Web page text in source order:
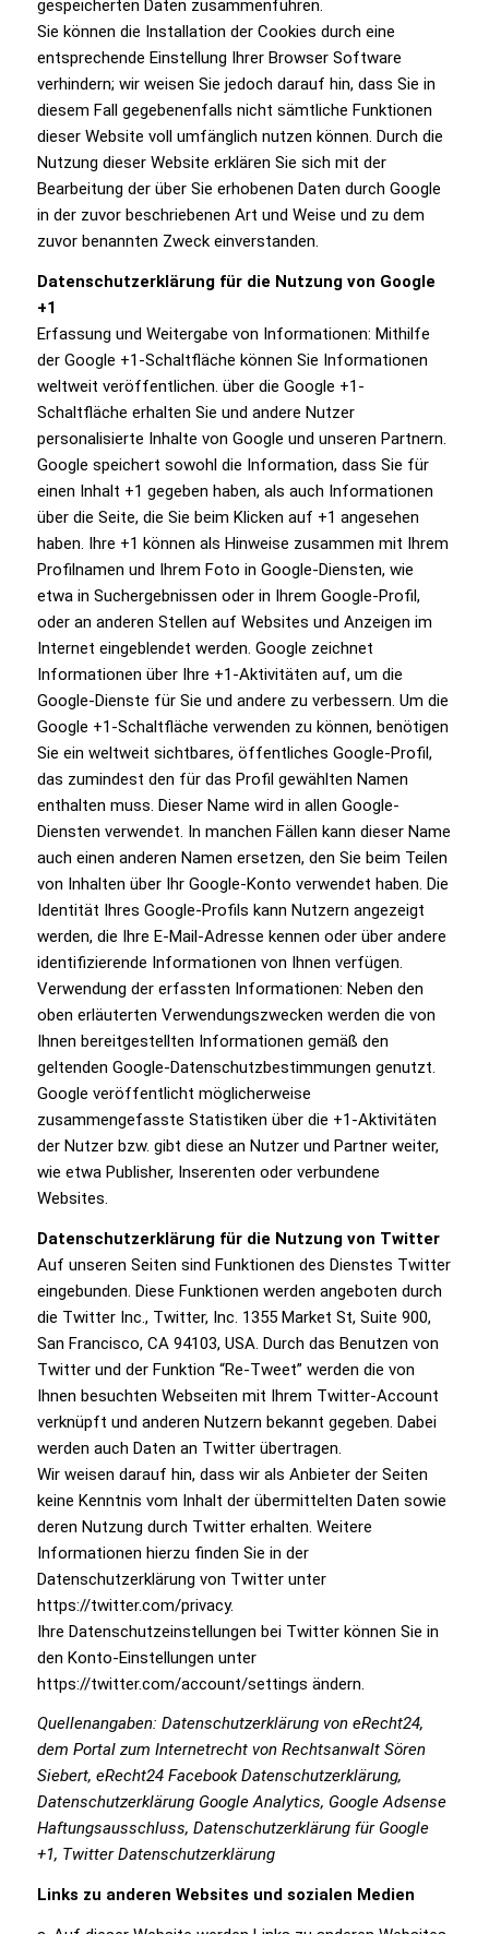
gespeicherten Daten zusammenführen.
Sie können die Installation der Cookies durch eine
entsprechende Einstellung Ihrer Browser Software
verhindern; wir weisen Sie jedoch darauf hin, dass Sie in
diesem Fall gegebenenfalls nicht sämtliche Funktionen
dieser Website voll umfänglich nutzen können. Durch die
Nutzung dieser Website erklären Sie sich mit der
Bearbeitung der über Sie erhobenen Daten durch Google
in der zuvor beschriebenen Art und Weise und zu dem
zuvor benannten Zweck einverstanden.
Datenschutzerklärung für die Nutzung von Google
+1
Erfassung und Weitergabe von Informationen: Mithilfe
der Google +1-Schaltfläche können Sie Informationen
weltweit veröffentlichen. über die Google +1-
Schaltfläche erhalten Sie und andere Nutzer
personalisierte Inhalte von Google und unseren Partnern.
Google speichert sowohl die Information, dass Sie für
einen Inhalt +1 gegeben haben, als auch Informationen
über die Seite, die Sie beim Klicken auf +1 angesehen
haben. Ihre +1 können als Hinweise zusammen mit Ihrem
Profilnamen und Ihrem Foto in Google-Diensten, wie
etwa in Suchergebnissen oder in Ihrem Google-Profil,
oder an anderen Stellen auf Websites und Anzeigen im
Internet eingeblendet werden. Google zeichnet
Informationen über Ihre +1-Aktivitäten auf, um die
Google-Dienste für Sie und andere zu verbessern. Um die
Google +1-Schaltfläche verwenden zu können, benötigen
Sie ein weltweit sichtbares, öffentliches Google-Profil,
das zumindest den für das Profil gewählten Namen
enthalten muss. Dieser Name wird in allen Google-
Diensten verwendet. In manchen Fällen kann dieser Name
auch einen anderen Namen ersetzen, den Sie beim Teilen
von Inhalten über Ihr Google-Konto verwendet haben. Die
Identität Ihres Google-Profils kann Nutzern angezeigt
werden, die Ihre E-Mail-Adresse kennen oder über andere
identifizierende Informationen von Ihnen verfügen.
Verwendung der erfassten Informationen: Neben den
oben erläuterten Verwendungszwecken werden die von
Ihnen bereitgestellten Informationen gemäß den
geltenden Google-Datenschutzbestimmungen genutzt.
Google veröffentlicht möglicherweise
zusammengefasste Statistiken über die +1-Aktivitäten
der Nutzer bzw. gibt diese an Nutzer und Partner weiter,
wie etwa Publisher, Inserenten oder verbundene
Websites.
Datenschutzerklärung für die Nutzung von Twitter
Auf unseren Seiten sind Funktionen des Dienstes Twitter
eingebunden. Diese Funktionen werden angeboten durch
die Twitter Inc., Twitter, Inc. 1355 Market St, Suite 900,
San Francisco, CA 94103, USA. Durch das Benutzen von
Twitter und der Funktion “Re-Tweet” werden die von
Ihnen besuchten Webseiten mit Ihrem Twitter-Account
verknüpft und anderen Nutzern bekannt gegeben. Dabei
werden auch Daten an Twitter übertragen.
Wir weisen darauf hin, dass wir als Anbieter der Seiten
keine Kenntnis vom Inhalt der übermittelten Daten sowie
deren Nutzung durch Twitter erhalten. Weitere
Informationen hierzu finden Sie in der
Datenschutzerklärung von Twitter unter
https://twitter.com/privacy.
Ihre Datenschutzeinstellungen bei Twitter können Sie in
den Konto-Einstellungen unter
https://twitter.com/account/settings ändern.
Quellenangaben: Datenschutzerklärung von eRecht24,
dem Portal zum Internetrecht von Rechtsanwalt Sören
Siebert, eRecht24 Facebook Datenschutzerklärung,
Datenschutzerklärung Google Analytics, Google Adsense
Haftungsausschluss, Datenschutzerklärung für Google
+1, Twitter Datenschutzerklärung
Links zu anderen Websites und sozialen Medien